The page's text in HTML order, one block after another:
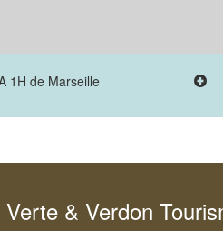
1H de Marseille
& Verdon